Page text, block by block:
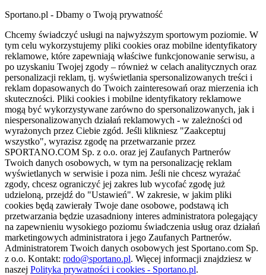
Sportano.pl - Dbamy o Twoją prywatność
Chcemy świadczyć usługi na najwyższym sportowym poziomie. W
tym celu wykorzystujemy pliki cookies oraz mobilne identyfikatory
reklamowe, które zapewniają właściwe funkcjonowanie serwisu, a
po uzyskaniu Twojej zgody – również w celach analitycznych oraz
personalizacji reklam, tj. wyświetlania spersonalizowanych treści i
reklam dopasowanych do Twoich zainteresowań oraz mierzenia ich
skuteczności. Pliki cookies i mobilne identyfikatory reklamowe
mogą być wykorzystywane zarówno do spersonalizowanych, jak i
niespersonalizowanych działań reklamowych - w zależności od
wyrażonych przez Ciebie zgód. Jeśli klikniesz "Zaakceptuj
wszystko", wyrazisz zgodę na przetwarzanie przez
SPORTANO.COM Sp. z o.o. oraz jej Zaufanych Partnerów
Twoich danych osobowych, w tym na personalizację reklam
wyświetlanych w serwisie i poza nim. Jeśli nie chcesz wyrażać
zgody, chcesz ograniczyć jej zakres lub wycofać zgodę już
udzieloną, przejdź do "Ustawień". W zakresie, w jakim pliki
cookies będą zawierały Twoje dane osobowe, podstawą ich
przetwarzania będzie uzasadniony interes administratora polegający
na zapewnieniu wysokiego poziomu świadczenia usług oraz działań
marketingowych administratora i jego Zaufanych Partnerów.
Administratorem Twoich danych osobowych jest Sportano.com Sp.
z o.o. Kontakt: rodo@sportano.pl. Więcej informacji znajdziesz w
naszej Polityka prywatności i cookies - Sportano.pl.